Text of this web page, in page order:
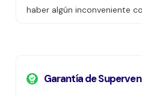
haber algún inconveniente
Garantía de